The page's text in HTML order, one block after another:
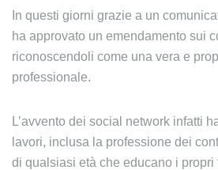
In questi giorni grazie a un
ha approvato un emendamento sui
riconoscendoli come una vera e
professionale.
L’avvento dei social network infatti
lavori, inclusa la professione dei
di qualsiasi età che educano i propri